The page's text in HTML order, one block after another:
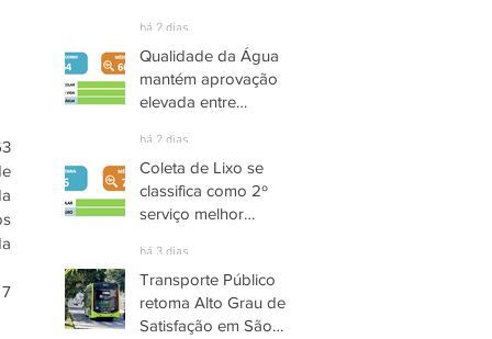
há 2 dias
Qualidade da Água
mantém aprovação
elevada entre
há 2 dias
Coleta de Lixo se
classifica como 2º
serviço melhor
de Parnaíba
há 3 dias
Transporte Público
retoma Alto Grau de
Satisfação em São